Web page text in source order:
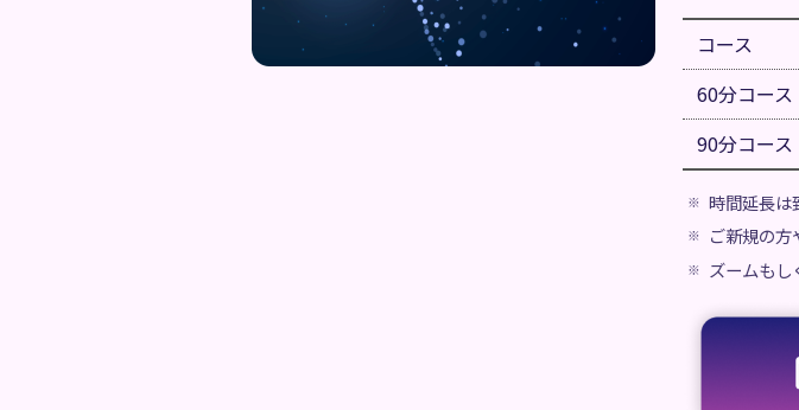
コース
60分コース
90分コース
時間延長は
ご新規の方
ズームもし